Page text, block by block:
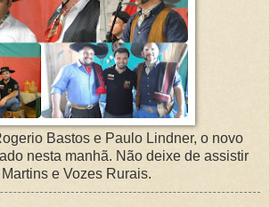
Bastos e Paulo Lindner, o novo
nesta manhã. Não deixe de assistir
e Vozes Rurais.